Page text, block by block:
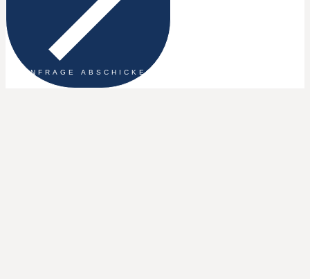
ANFRAGE ABSCHICKEN